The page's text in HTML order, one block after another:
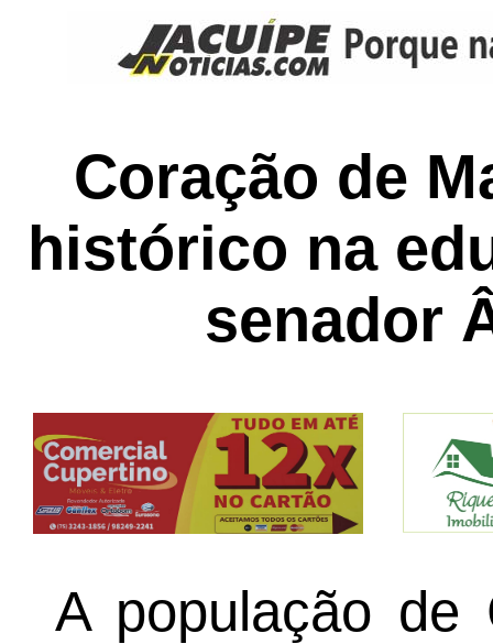
Coração de
histórico na
senador
A população de